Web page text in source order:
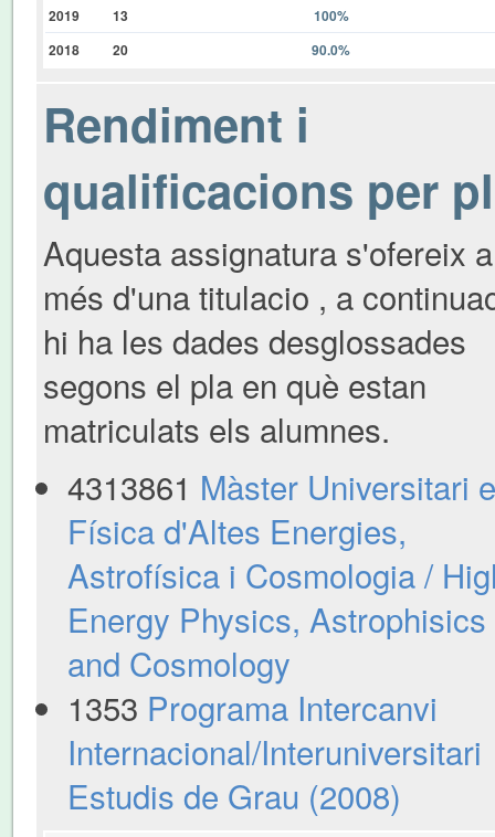
2019
13
100%
2018
20 90.0%
Rendiment i
qualificacions per
Aquesta assignatura s'ofereix a
més d'una titulacio , a
hi ha les dades desglossades
segons el pla en què estan
matriculats els alumnes.
4313861 Màster Universitari
Física d'Altes Energies,
Astrofísica i Cosmologia /
Energy Physics, Astrophisics
and Cosmology
1353 Programa Intercanvi
Internacional/Interuniversitari
Estudis de Grau (2008)